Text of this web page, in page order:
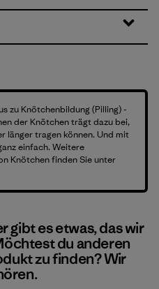
zu Knötchenbildung (Pilling) -
der Knötchen trägt dazu bei,
länger tragen können. Und mit
einfach. Weitere
Knötchen finden Sie unter
gibt es etwas, das wir
du anderen
zu finden? Wir